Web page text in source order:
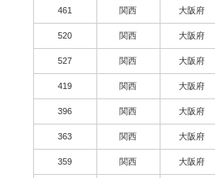
461 関西 大阪府
520 関西 大阪府
527 関西 大阪府
419 関西 大阪府
396 関西 大阪府
363 関西 大阪府
359 関西 大阪府